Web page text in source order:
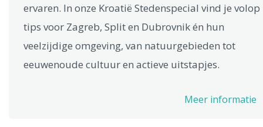
ervaren. In onze Kroatië Stedenspecial vind je volop
tips voor Zagreb, Split en Dubrovnik én hun
veelzijdige omgeving, van natuurgebieden tot
eeuwenoude cultuur en actieve uitstapjes.
Meer informatie